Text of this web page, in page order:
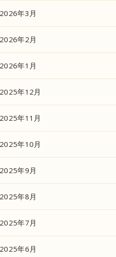
2026年3月
2026年2月
2026年1月
2025年12月
2025年11月
2025年10月
2025年9月
2025年8月
2025年7月
2025年6月